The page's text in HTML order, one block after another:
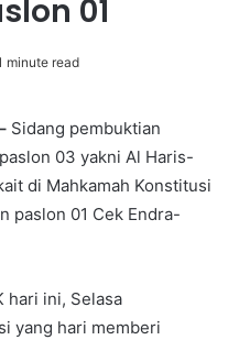
01
minute read
Sidang pembuktian
03 yakni Al Haris-
di Mahkamah Konstitusi
paslon 01 Cek Endra-
hari ini, Selasa
yang hari memberi